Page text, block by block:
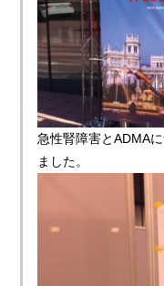
急性腎障害とADMA
ました。